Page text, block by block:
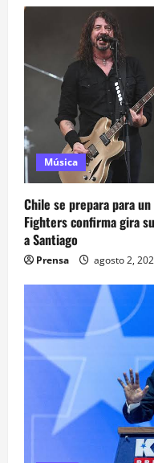
Música
Chile se prepara para
Fighters confirma gira
a Santiago
Prensa agosto 2,